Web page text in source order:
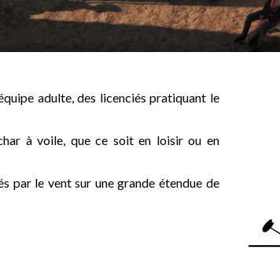
adulte, des licenciés pratiquant le
à voile, que ce soit en loisir ou en
par le vent sur une grande étendue de